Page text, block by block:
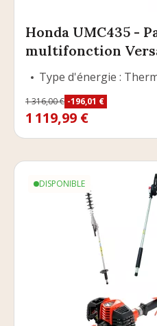
Honda UMC435 -
multifonction
Type d'énergie :
Prix de base
1 316,00 € -196,01 €
Prix
1 119,99 €
DISPONIBLE